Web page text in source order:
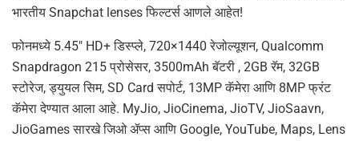
भारतीय Snapchat lenses फिल्टर्स आणले आहेत!
फोनमध्ये 5.45″ HD+ डिस्प्ले, 720×1440 रेजोल्यूशन, Qualcomm
Snapdragon 215 प्रोसेसर, 3500mAh बॅटरी , 2GB रॅम, 32GB
स्टोरेज, ड्युयल सिम, SD Card सपोर्ट, 13MP कॅमेरा आणि 8MP फ्रंट
कॅमेरा देण्यात आला आहे. MyJio, JioCinema, JioTV, JioSaavn,
JioGames सारखे जिओ ॲप्स आणि Google, YouTube, Maps, Lens